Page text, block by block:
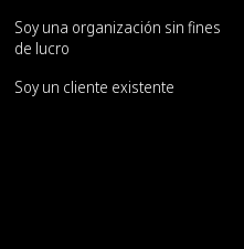
Soy una organización sin fines
de lucro
Soy un cliente existente